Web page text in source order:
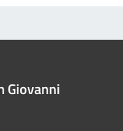
Giovanni